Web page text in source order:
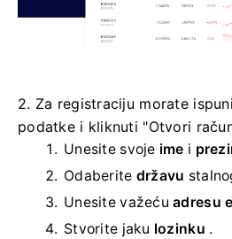
2. Za registraciju morate
podatke i kliknuti "Otvori
Unesite svoje ime i
Odaberite državu
Unesite važećuadresu
Stvorite jaku lozinku .